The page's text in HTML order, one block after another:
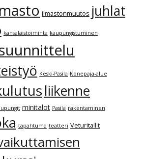
ilmastonmuutos juhlat
kansalaistoiminta kaupungistuminen
Keski-Pasila Konepaja-alue
liikenne
minitalot Pasila rakentaminen
tapahtuma teatteri Veturitallit